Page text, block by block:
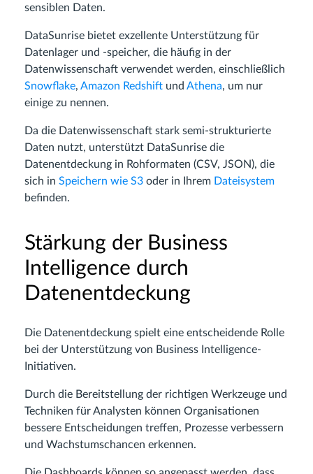
sensiblen Daten.
DataSunrise bietet exzellente Unterstützung für
Datenlager und -speicher, die häufig in der
Datenwissenschaft verwendet werden, einschließlich
Snowflake, Amazon Redshift und Athena, um nur
einige zu nennen.
Da die Datenwissenschaft stark semi-strukturierte
Daten nutzt, unterstützt DataSunrise die
Datenentdeckung in Rohformaten (CSV, JSON), die
sich in Speichern wie S3 oder in Ihrem Dateisystem
befinden.
Stärkung der Business
Intelligence durch
Datenentdeckung
Die Datenentdeckung spielt eine entscheidende Rolle
bei der Unterstützung von Business Intelligence-
Initiativen.
Durch die Bereitstellung der richtigen Werkzeuge und
Techniken für Analysten können Organisationen
bessere Entscheidungen treffen, Prozesse verbessern
und Wachstumschancen erkennen.